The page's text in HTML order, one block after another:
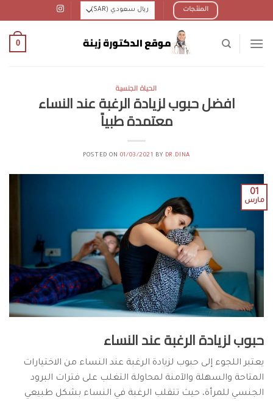
to
المنتجات
0
الحياة الجنسية
افضل حبوب لزيادة الرغبة عند النساء
معتمدة طبياً
POSTED ON 01/03/2021 BY DR.DINA
01
مارس
حبوب لزيادة الرغبة عند النساء
يعتبر اللجوء إلى حبوب لزيادة الرغبة عند النساء من الاختيارات
المتاحة والسهلة والآمنة لمحاولة التغلب على فترات البرود
الجنسي للمرأة، حيث تتقلب الرغبة في النساء بشكل طبيعي